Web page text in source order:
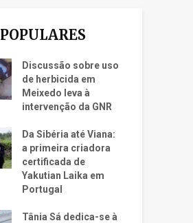
Discussão sobre uso
de herbicida em
Meixedo leva à
intervenção da GNR
Da Sibéria até Viana:
a primeira criadora
certificada de
Yakutian Laika em
Portugal
Tânia Sá dedica-se à